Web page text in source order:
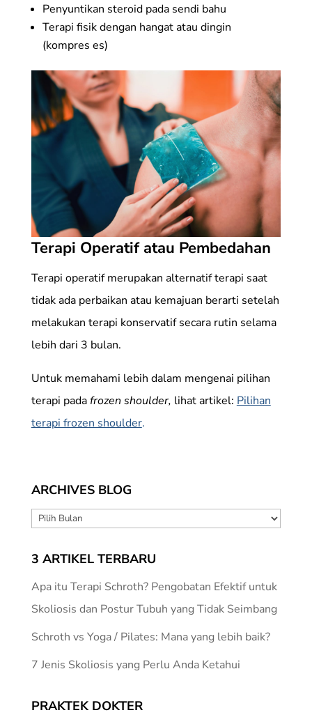
Penyuntikan steroid pada sendi bahu
Terapi fisik dengan hangat atau dingin
(kompres es)
Terapi Operatif atau Pembedahan
Terapi operatif merupakan alternatif terapi saat
tidak ada perbaikan atau kemajuan berarti setelah
melakukan terapi konservatif secara rutin selama
lebih dari 3 bulan.
Untuk memahami lebih dalam mengenai pilihan
terapi padafrozen shoulder, lihat artikel: Pilihan
terapi frozen shoulder.
ARCHIVES BLOG
ARCHIVES
3 ARTIKEL TERBARU
Apa itu Terapi Schroth? Pengobatan Efektif untuk
Skoliosis dan Postur Tubuh yang Tidak Seimbang
Schroth vs Yoga / Pilates: Mana yang lebih baik?
7 Jenis Skoliosis yang Perlu Anda Ketahui
PRAKTEK DOKTER